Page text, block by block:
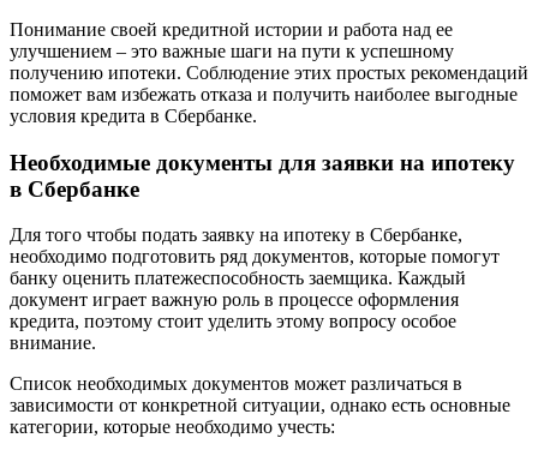
Понимание своей кредитной истории и работа над ее
улучшением – это важные шаги на пути к успешному
получению ипотеки. Соблюдение этих простых рекомендаций
поможет вам избежать отказа и получить наиболее выгодные
условия кредита в Сбербанке.
Необходимые документы для заявки на ипотеку
в Сбербанке
Для того чтобы подать заявку на ипотеку в Сбербанке,
необходимо подготовить ряд документов, которые помогут
банку оценить платежеспособность заемщика. Каждый
документ играет важную роль в процессе оформления
кредита, поэтому стоит уделить этому вопросу особое
внимание.
Список необходимых документов может различаться в
зависимости от конкретной ситуации, однако есть основные
категории, которые необходимо учесть: